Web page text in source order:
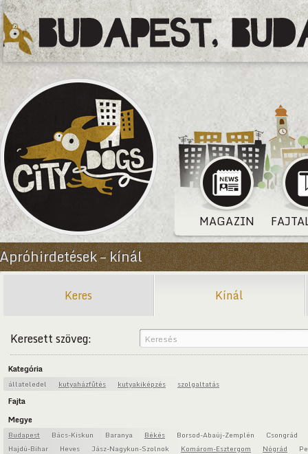
MAGAZIN
Apróhirdetések – kínál
Keres Kínál
Keresett szöveg:
Kategória
állateledel kutyaházfűtés kutyakiképzés szolgaltatás
Fajta
Megye
Budapest Bács-Kiskun Baranya Békés Borsod-Abaúj-Zemplén
Csongrád
Hajdú-Bihar
Heves Jász-Nagykun-Szolnok Komárom-Esztergom Nógrád